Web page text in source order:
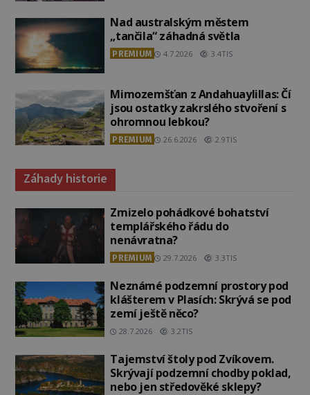
Nad australským městem
„tančila“ záhadná světla
PREMIUM 4.7.2026 3.4TIS
Mimozemšťan z Andahuaylillas: Čí
jsou ostatky zakrslého stvoření s
ohromnou lebkou?
PREMIUM 26.6.2026 2.9TIS
Záhady historie
Zmizelo pohádkové bohatství
templářského řádu do
nenávratna?
PREMIUM 29.7.2026 3.3TIS
Neznámé podzemní prostory pod
klášterem v Plasích: Skrývá se pod
zemí ještě něco?
28.7.2026 3.2TIS
Tajemství štoly pod Zvíkovem.
Skrývají podzemní chodby poklad,
nebo jen středověké sklepy?